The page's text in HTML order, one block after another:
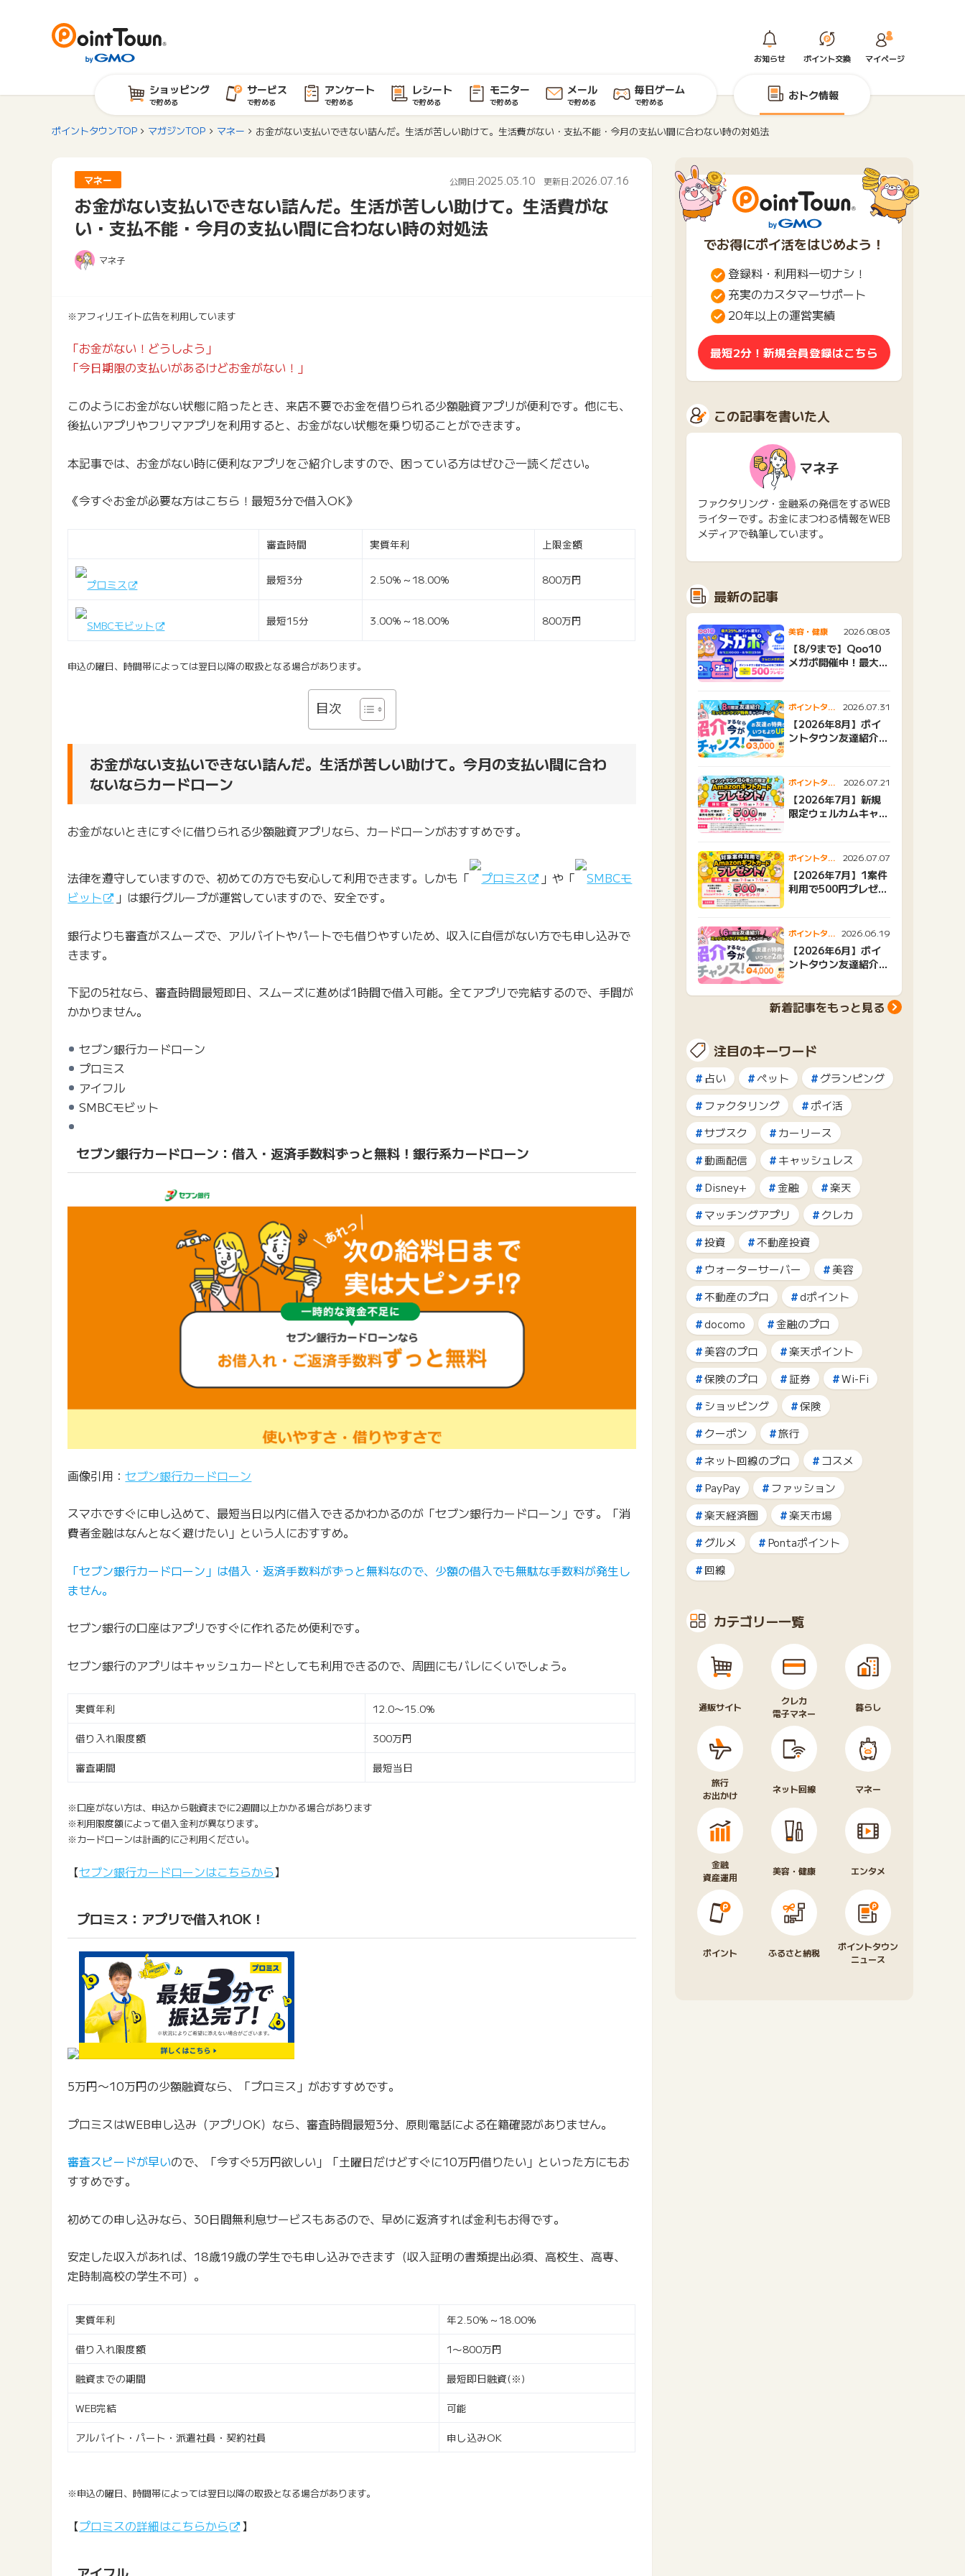
お知らせ ポイント交換 マイページ
ショッピング
で貯める
サービス
で貯める
アンケート
で貯める
レシート
で貯める
モニター
で貯める
メール
で貯める
毎日ゲーム
で貯める おトク情報
ポイントタウンTOP マガジンTOP マネー お金がない支払いできない詰んだ。生活が苦しい助けて。生活費がない・支払不能・今月の支払い間に合わない時の対処法
マネー 公開日:2025.03.10 更新日:2026.07.16
お金がない支払いできない詰んだ。生活が苦しい助けて。生活費がな
い・支払不能・今月の支払い間に合わない時の対処法
マネ子
※アフィリエイト広告を利用しています
「お金がない！どうしよう」
「今日期限の支払いがあるけどお金がない！」
このようにお金がない状態に陥ったとき、来店不要でお金を借りられる少額融資アプリが便利です。他にも、
後払いアプリやフリマアプリを利用すると、お金がない状態を乗り切ることができます。
本記事では、お金がない時に便利なアプリをご紹介しますので、困っている方はぜひご一読ください。
《今すぐお金が必要な方はこちら！最短3分で借入OK》
審査時間 実質年利 上限金額
プロミス 最短3分 2.50％～18.00％ 800万円
SMBCモビット 最短15分 3.00％～18.00％ 800万円
申込の曜日、時間帯によっては翌日以降の取扱となる場合があります。
目次
お金がない支払いできない詰んだ。生活が苦しい助けて。今月の支払い間に合わ
ないならカードローン
お金がないときにすぐに借りられる少額融資アプリなら、カードローンがおすすめです。
法律を遵守していますので、初めての方でも安心して利用できます。しかも「 プロミス 」や「
SMBCモ
ビット
」は銀行グループが運営していますので、安全です。
銀行よりも審査がスムーズで、アルバイトやパートでも借りやすいため、収入に自信がない方でも申し込みで
きます。
下記の5社なら、審査時間最短即日、スムーズに進めば1時間で借入可能。全てアプリで完結するので、手間が
かかりません。
セブン銀行カードローン
プロミス
アイフル
SMBCモビット
セブン銀行カードローン：借入・返済手数料ずっと無料！銀行系カードローン
画像引用：セブン銀行カードローン
スマホですぐに申し込めて、最短当日以内に借入できるかわかるのが「セブン銀行カードローン」です。「消
費者金融はなんとなく避けたい」という人におすすめ。
「セブン銀行カードローン」は借入・返済手数料がずっと無料なので、少額の借入でも無駄な手数料が発生し
ません。
セブン銀行の口座はアプリですぐに作れるため便利です。
セブン銀行のアプリはキャッシュカードとしても利用できるので、周囲にもバレにくいでしょう。
実質年利 12.0〜15.0%
借り入れ限度額 300万円
審査期間 最短当日
※口座がない方は、申込から融資までに2週間以上かかる場合があります
※利用限度額によって借入金利が異なります。
※カードローンは計画的にご利用ください。
【セブン銀行カードローンはこちらから】
プロミス：アプリで借入れOK！
5万円〜10万円の少額融資なら、「プロミス」がおすすめです。
プロミスはWEB申し込み（アプリOK）なら、審査時間最短3分、原則電話による在籍確認がありません。
審査スピードが早いので、「今すぐ5万円欲しい」「土曜日だけどすぐに10万円借りたい」といった方にもお
すすめです。
初めての申し込みなら、30日間無利息サービスもあるので、早めに返済すれば金利もお得です。
安定した収入があれば、18歳19歳の学生でも申し込みできます（収入証明の書類提出必須、高校生、高専、
定時制高校の学生不可）。
実質年利 年2.50％～18.00％
借り入れ限度額 1〜800万円
融資までの期間 最短即日融資(※)
WEB完結 可能
アルバイト・パート・派遣社員・契約社員 申し込みOK
※申込の曜日、時間帯によっては翌日以降の取扱となる場合があります。
【プロミスの詳細はこちらから 】
でお得にポイ活をはじめよう！
登録料・利用料一切ナシ！
充実のカスタマーサポート
20年以上の運営実績
最短2分！新規会員登録はこちら
この記事を書いた人
マネ子
ファクタリング・金融系の発信をするWEB
ライターです。お金にまつわる情報をWEB
メディアで執筆しています。
最新の記事
美容・健康 2026.08.03
【8/9まで】Qoo10
メガポ開催中！最大
ポイントタウ
ンニュース
2026.07.31
【2026年8月】ポイ
ントタウン友達紹介キ
ポイントタウ
ンニュース
2026.07.21
【2026年7月】新規
限定ウェルカムキャン
ポイントタウ
ンニュース
2026.07.07
【2026年7月】1案件
利用で500円プレゼン
ポイントタウ
ンニュース
2026.06.19
【2026年6月】ポイ
ントタウン友達紹介キ
新着記事をもっと見る
注目のキーワード
占い ペット
グランピング
ファクタリング
ポイ活
サブスク
カーリース
動画配信
キャッシュレス
Disney+
金融
楽天
マッチングアプリ
クレカ
投資
不動産投資
ウォーターサーバー
美容
不動産のプロ
dポイント
docomo
金融のプロ
美容のプロ
楽天ポイント
保険のプロ
証券
Wi-Fi
ショッピング
保険
クーポン
旅行
ネット回線のプロ
コスメ
PayPay
ファッション
楽天経済圏
楽天市場
グルメ
Pontaポイント
回線
カテゴリー一覧
通販サイト
クレカ
電子マネー
暮らし
旅行
お出かけ
ネット回線 マネー
金融
資産運用
美容・健康 エンタメ
ポイント ふるさと納税
ポイントタウン
ニュース